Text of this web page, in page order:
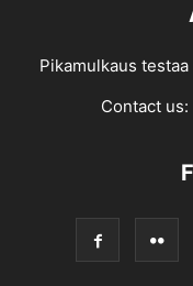
Pikamulkaus
Contact us: